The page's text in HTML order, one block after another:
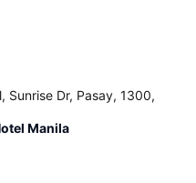
Sunrise Dr, Pasay, 1300,
Manila